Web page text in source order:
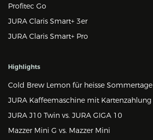
Profitec Go
JURA Claris Smart+ 3er
JURA Claris Smart+ Pro
Highlights
Cold Brew Lemon für heisse Sommertage
JURA Kaffeemaschine mit Kartenzahlung
JURA J10 Twin vs. JURA GIGA 10
Mazzer Mini G vs. Mazzer Mini